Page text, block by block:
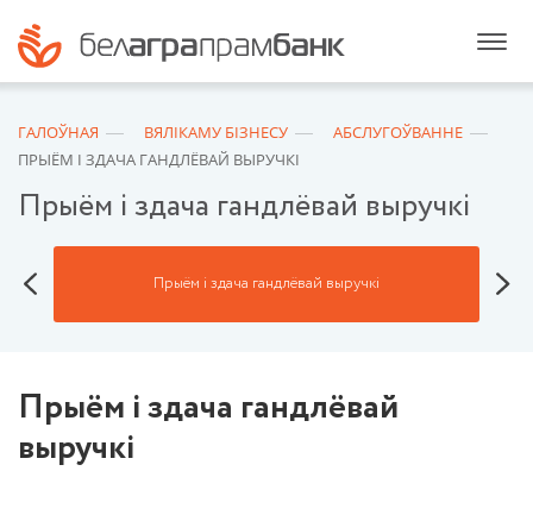
ГАЛОЎНАЯ ВЯЛІКАМУ БІЗНEСУ
АБСЛУГОЎВАННЕ
ПРЫЁМ І ЗДАЧА ГАНДЛЁВАЙ ВЫРУЧКІ
Прыём і здача гандлёвай выручкі
Прыём і здача гандлёвай выручкі
Прыём і здача гандлёвай
выручкі